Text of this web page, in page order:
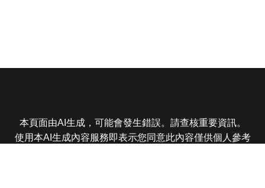
本頁面由AI生成，可能會發生錯誤。請查核重要資訊。
使用本AI生成內容服務即表示您同意此內容僅供個人參考